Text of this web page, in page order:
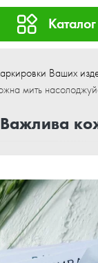
Каталог
Ваших
мить